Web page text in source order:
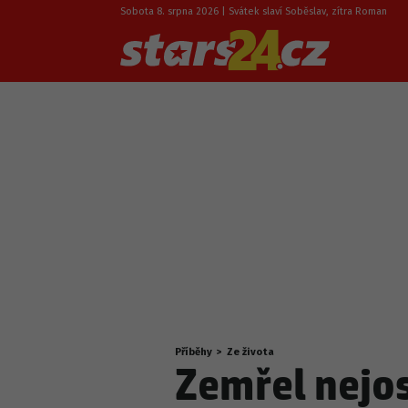
Sobota 8. srpna 2026 | Svátek slaví Soběslav, zítra Roman
Nacházíte
se
zde:
Příběhy > Ze života
Zemřel